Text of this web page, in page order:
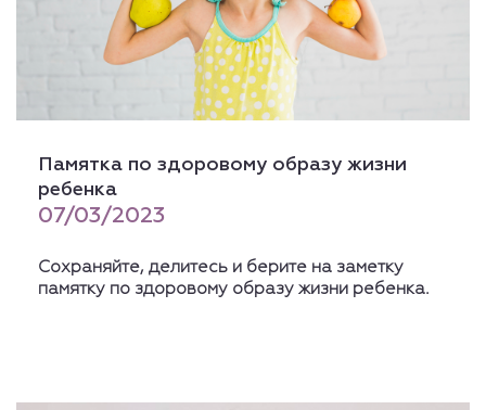
Памятка по здоровому образу жизни
ребенка
07/03/2023
Сохраняйте, делитесь и берите на заметку
памятку по здоровому образу жизни ребенка.